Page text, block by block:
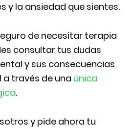
y la ansiedad que sientes.
de necesitar terapia
consultar tus dudas
y sus consecuencias
través de una única
.
y pide ahora tu